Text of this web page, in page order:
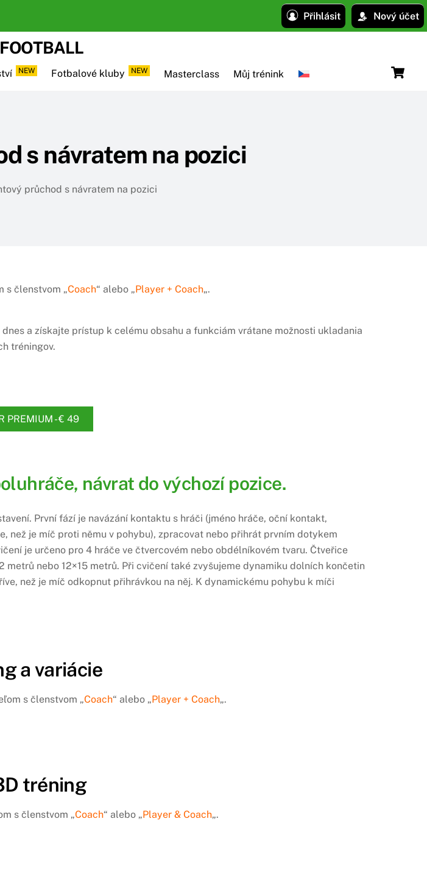
Přihlásit Nový účet
NEW Fotbalové kluby NEW Masterclass Můj trénink
s návratem na pozici
průchod s návratem na pozici
s členstvom „Coach“ alebo „Player + Coach„.
a získajte prístup k celému obsahu a funkciám vrátane možnosti ukladania
tréningov.
PREMIUM - € 49
návrat do výchozí pozice.
První fází je navázání kontaktu s hráči (jméno hráče, oční kontakt,
je míč proti němu v pohybu), zpracovat nebo přihrát prvním dotykem
je určeno pro 4 hráče ve čtvercovém nebo obdélníkovém tvaru. Čtveřice
nebo 12×15 metrů. Při cvičení také zvyšujeme dynamiku dolních končetin
než je míč odkopnut přihrávkou na něj. K dynamickému pohybu k míči
a variácie
s členstvom „Coach“ alebo „Player + Coach„.
tréning
s členstvom „Coach“ alebo „Player & Coach„.